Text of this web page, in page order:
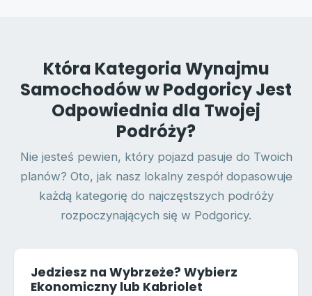
Która Kategoria Wynajmu
Samochodów w Podgoricy Jest
Odpowiednia dla Twojej
Podróży?
Nie jesteś pewien, który pojazd pasuje do Twoich
planów? Oto, jak nasz lokalny zespół dopasowuje
każdą kategorię do najczęstszych podróży
rozpoczynających się w Podgoricy.
Jedziesz na Wybrzeże? Wybierz
Ekonomiczny lub Kabriolet